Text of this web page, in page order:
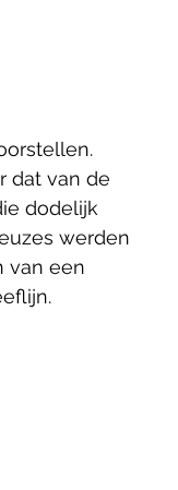
dat van de
dodelijk
werden
van een